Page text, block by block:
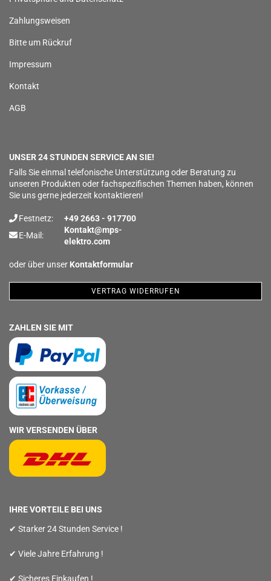
Zahlungsweisen
Bitte um Rückruf
Impressum
Kontakt
AGB
UNSER 24 STUNDEN SERVICE AN SIE!
Falls Sie einmal telefonische Unterstützung oder Beratung zu
unseren Produkten oder fachspezifischen Themen haben, können
Sie uns gerne jederzeit kontaktieren!
Festnetz:
+49 2663 - 917700
E-Mail:
Kontakt@mps-
elektro.com
oder über unser Kontaktformular
VERTRAG WIDERRUFEN
ZAHLEN SIE MIT
WIR VERSENDEN ÜBER
IHRE VORTEILE BEI UNS
✔ Starker 24 Stunden Service !
✔ Viele Jahre Erfahrung !
✔ Sicheres Einkaufen !